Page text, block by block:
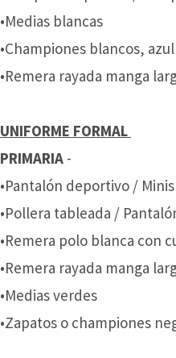
•Medias blancas
•Championes blancos,
•Remera rayada manga
UNIFORME FORMAL
PRIMARIA -
•Pantalón deportivo /
•Pollera tableada /
•Remera polo blanca con
•Remera rayada manga
•Medias verdes
•Zapatos o championes